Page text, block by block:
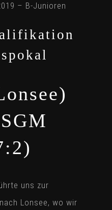
– B-Junioren
uns zur
Lonsee, wo wir